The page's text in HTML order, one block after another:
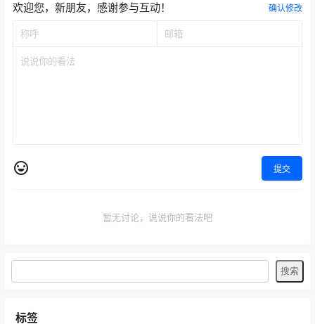
欢迎您，新朋友，感谢参与互动！ 确认修改
提交
暂无讨论，说说你的看法吧
标签